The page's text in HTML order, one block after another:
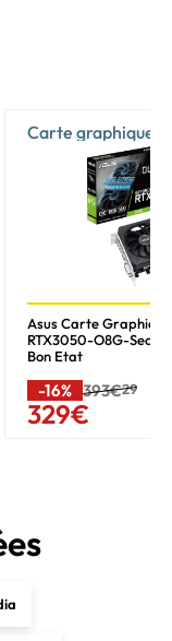
Carte graphique
Asus Carte
RTX3050-O8G-
Bon Etat
-16% 393€29
329€